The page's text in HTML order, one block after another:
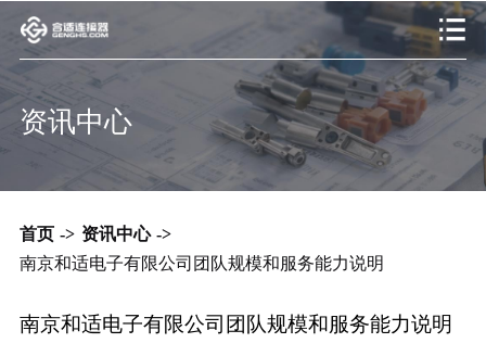
资讯中心
首页 -> 资讯中心 ->
南京和适电子有限公司团队规模和服务能力说明
南京和适电子有限公司团队规模和服务能力说明